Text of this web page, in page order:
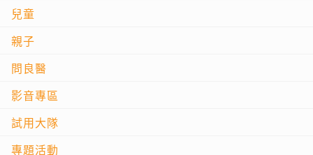
兒童
親子
問良醫
影音專區
試用大隊
專題活動